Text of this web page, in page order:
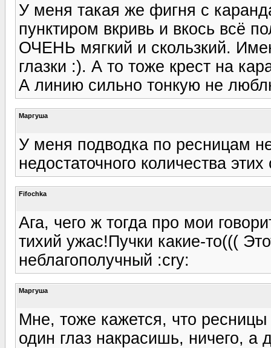
У меня такая же фигня с
пунктиром вкривь и вкось всё
ОЧЕНЬ мягкий и скользкий.
глазки :). А то тоже крест на
А линию сильно тонкую не
Маргуша
У меня подводка по ресницам
недостаточного количества
Fifochka
Ага, чего ж тогда про мои
тихий ужас!Пучки какие-то(((
неблагополучный :cry:
Маргуша
Мне, тоже кажется, что
один глаз накрасишь, ничего, а